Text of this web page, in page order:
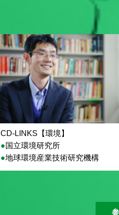
CD-LINKS【環境】
国立環境研究所
地球環境産業技術研究機構